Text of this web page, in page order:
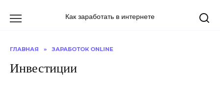
Как заработать в интернете
ГЛАВНАЯ » ЗАРАБОТОК ONLINE
Инвестиции